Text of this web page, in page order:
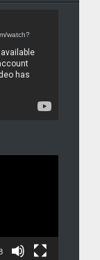
watch?